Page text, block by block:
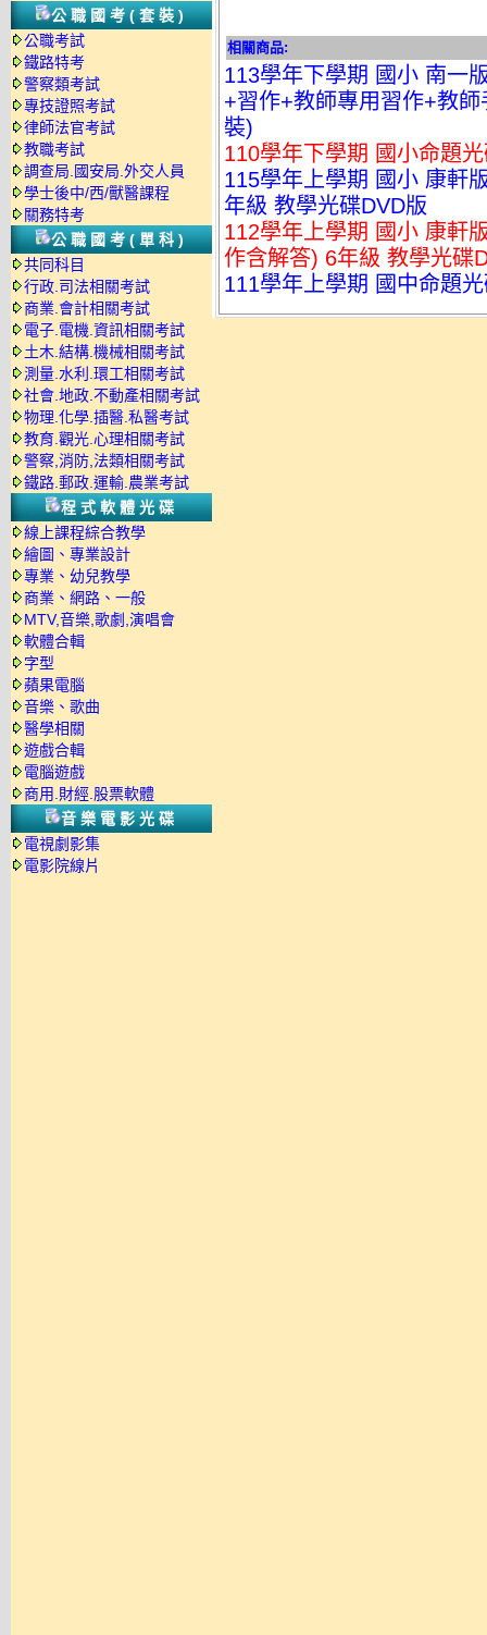
公職國考(套裝)
公職考試
鐵路特考
警察類考試
專技證照考試
律師法官考試
教職考試
調查局.國安局.外交人員
學士後中/西/獸醫課程
關務特考
公職國考(單科)
共同科目
行政.司法相關考試
商業.會計相關考試
電子.電機.資訊相關考試
土木.結構.機械相關考試
測量.水利.環工相關考試
社會.地政.不動產相關考試
物理.化學.插醫.私醫考試
教育.觀光.心理相關考試
警察,消防,法類相關考試
鐵路.郵政.運輸.農業考試
程式軟體光碟
線上課程綜合教學
繪圖、專業設計
專業、幼兒教學
商業、網路、一般
MTV,音樂,歌劇,演唱會
軟體合輯
字型
蘋果電腦
音樂、歌曲
醫學相關
遊戲合輯
電腦遊戲
商用.財經.股票軟體
音樂電影光碟
電視劇影集
電影院線片
相關商品:
113學年下學期 國小 南一
+習作+教師專用習作+教
裝)
110學年下學期 國小命題
115學年上學期 國小 康軒
年級 教學光碟DVD版
112學年上學期 國小 康軒
作含解答) 6年級 教學光碟
111學年上學期 國中命題